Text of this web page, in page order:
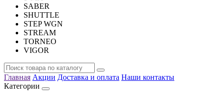
SABER
SHUTTLE
STEP WGN
STREAM
TORNEO
VIGOR
Главная Акции Доставка и оплата Наши контакты
Категории